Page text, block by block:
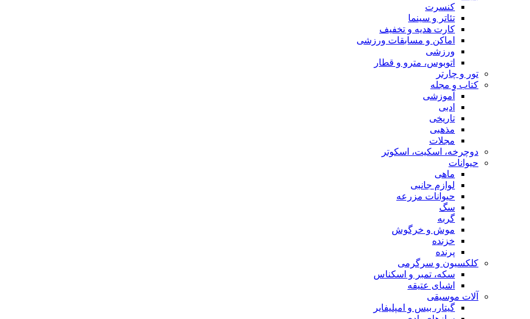
کنسرت
تئاتر و سینما
کارت هدیه و تخفیف
اماکن و مسابقات ورزشی
ورزشی
اتوبوس، مترو و قطار
تور و چارتر
کتاب و مجله
آموزشی
ادبی
تاریخی
مذهبی
مجلات
دوچرخه، اسکیت، اسکوتر
حیوانات
ماهی
لوازم جانبی
حیوانات مزرعه
سگ
گربه
موش و خرگوش
خزنده
پرنده
کلکسیون و سرگرمی
سکه، تمبر و اسکناس
اشیای عتیقه
آلات موسیقی
گیتار، بیس و امپلیفایر